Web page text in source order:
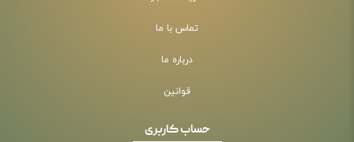
تماس با ما
درباره ما
قوانین
حساب کاربری